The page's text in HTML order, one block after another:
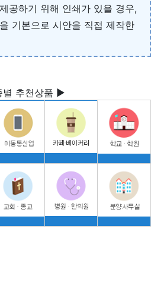
공하기 위해 인쇄가 있을 경우,
기본으로 시안을 직접 제작한
추천상품 ▶